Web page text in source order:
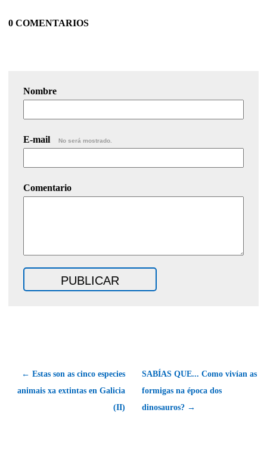
0 COMENTARIOS
Nombre
E-mail No será mostrado.
Comentario
← Estas son as cinco especies
animais xa extintas en Galicia
(II)
SABÍAS QUE... Como vivían as
formigas na época dos
dinosauros? →